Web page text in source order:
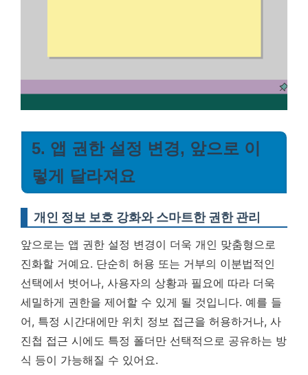
5. 앱 권한 설정 변경, 앞으로 이
렇게 달라져요
개인 정보 보호 강화와 스마트한 권한 관리
앞으로는 앱 권한 설정 변경이 더욱 개인 맞춤형으로
진화할 거예요. 단순히 허용 또는 거부의 이분법적인
선택에서 벗어나, 사용자의 상황과 필요에 따라 더욱
세밀하게 권한을 제어할 수 있게 될 것입니다. 예를 들
어, 특정 시간대에만 위치 정보 접근을 허용하거나, 사
진첩 접근 시에도 특정 폴더만 선택적으로 공유하는 방
식 등이 가능해질 수 있어요.